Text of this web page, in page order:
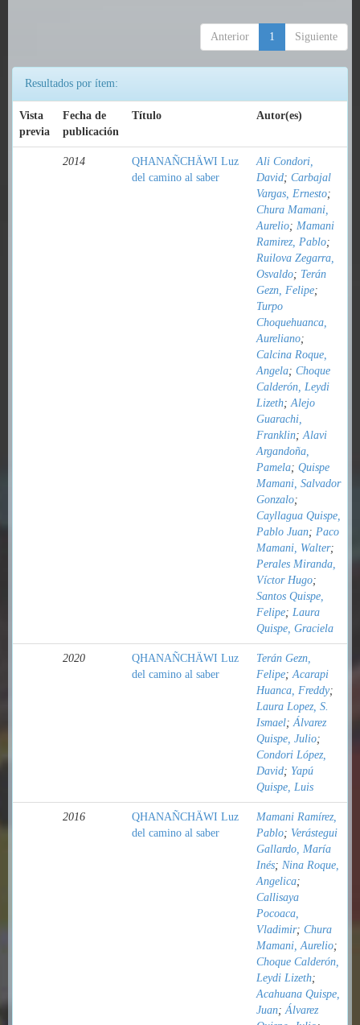
Anterior 1 Siguiente
Resultados por ítem:
Vista
previa
Fecha de
publicación
Título Autor(es)
2014
QHANAÑCHÄWI Luz
del camino al saber
Ali Condori,
David; Carbajal
Vargas, Ernesto;
Chura Mamani,
Aurelio; Mamani
Ramirez, Pablo;
Ruilova Zegarra,
Osvaldo; Terán
Gezn, Felipe;
Turpo
Choquehuanca,
Aureliano;
Calcina Roque,
Angela; Choque
Calderón, Leydi
Lizeth;Alejo
Guarachi,
Franklin;Alavi
Argandoña,
Pamela; Quispe
Mamani, Salvador
Gonzalo;
Cayllagua Quispe,
Pablo Juan; Paco
Mamani, Walter;
Perales Miranda,
Víctor Hugo;
Santos Quispe,
Felipe; Laura
Quispe, Graciela
2020
QHANAÑCHÄWI Luz
del camino al saber
Terán Gezn,
Felipe;Acarapi
Huanca, Freddy;
Laura Lopez, S.
Ismael;Álvarez
Quispe, Julio;
Condori López,
David; Yapú
Quispe, Luis
2016
QHANAÑCHÄWI Luz
del camino al saber
Mamani Ramírez,
Pablo; Verástegui
Gallardo, María
Inés; Nina Roque,
Angelica;
Callisaya
Pocoaca,
Vladimir; Chura
Mamani, Aurelio;
Choque Calderón,
Leydi Lizeth;
Acahuana Quispe,
Juan;Álvarez